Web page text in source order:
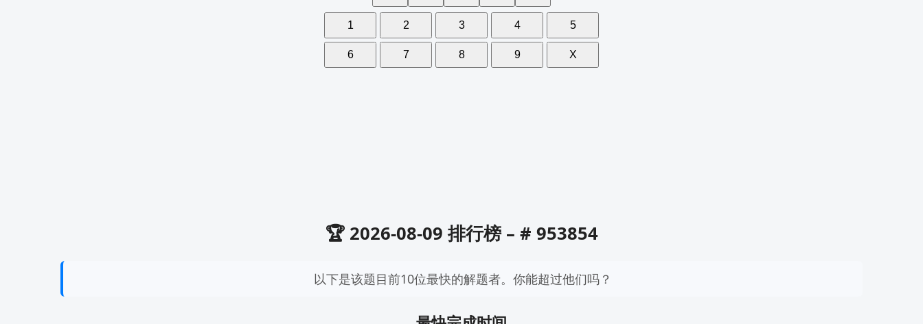
1 2 3 4 5
6 7 8 9 X
🏆 2026-08-09 排行榜 – # 953854
以下是该题目前10位最快的解题者。你能超过他们吗？